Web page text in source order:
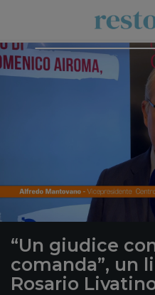
“Un giudice
comanda”, un
Rosario